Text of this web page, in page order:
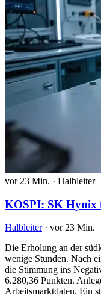
vor 23 Min. · Halbleiter
KOSPI: SK Hynix
Halbleiter · vor 23 Min.
Die Erholung an der
wenige Stunden. Nach
die Stimmung ins
6.280,36 Punkten.
Arbeitsmarktdaten. Ein